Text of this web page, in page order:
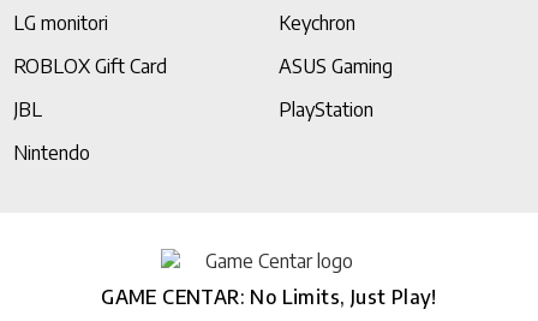
LG monitori
Keychron
ROBLOX Gift Card
ASUS Gaming
JBL
PlayStation
Nintendo
GAME CENTAR: No Limits, Just Play!